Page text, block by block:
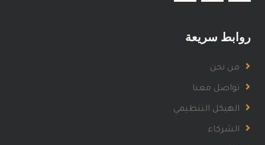
روابط سريعة
من نحن
تواصل معنا
الهيكل التنظيمي
الشركاء